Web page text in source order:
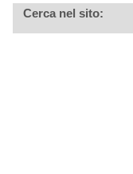
Cerca nel sito: